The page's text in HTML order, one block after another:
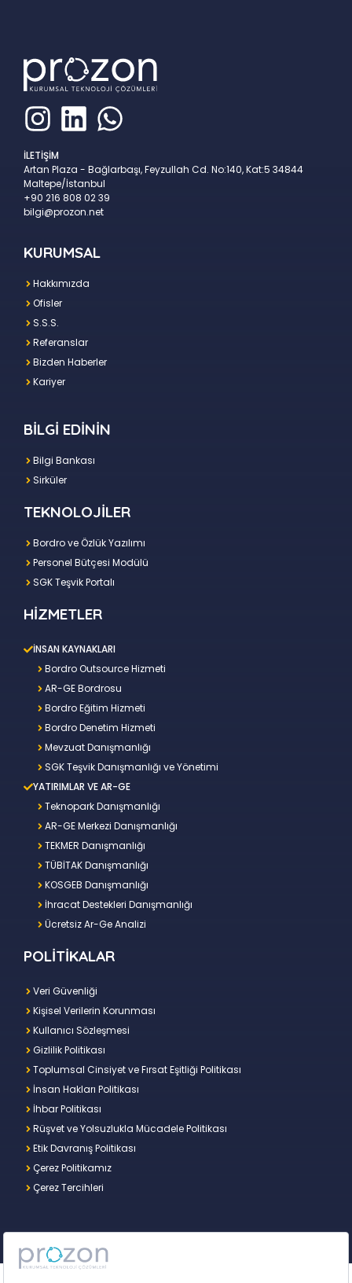
İLETİŞİM
Artan Plaza - Bağlarbaşı, Feyzullah Cd. No:140, Kat:5 34844
Maltepe/İstanbul
+90 216 808 02 39
bilgi@prozon.net
KURUMSAL
Hakkımızda
Ofisler
S.S.S.
Referanslar
Bizden Haberler
Kariyer
BİLGİ EDİNİN
Bilgi Bankası
Sirküler
TEKNOLOJİLER
Bordro ve Özlük Yazılımı
Personel Bütçesi Modülü
SGK Teşvik Portalı
HİZMETLER
İNSAN KAYNAKLARI
Bordro Outsource Hizmeti
AR-GE Bordrosu
Bordro Eğitim Hizmeti
Bordro Denetim Hizmeti
Mevzuat Danışmanlığı
SGK Teşvik Danışmanlığı ve Yönetimi
YATIRIMLAR VE AR-GE
Teknopark Danışmanlığı
AR-GE Merkezi Danışmanlığı
TEKMER Danışmanlığı
TÜBİTAK Danışmanlığı
KOSGEB Danışmanlığı
İhracat Destekleri Danışmanlığı
Ücretsiz Ar-Ge Analizi
POLİTİKALAR
Veri Güvenliği
Kişisel Verilerin Korunması
Kullanıcı Sözleşmesi
Gizlilik Politikası
Toplumsal Cinsiyet ve Fırsat Eşitliği Politikası
İnsan Hakları Politikası
İhbar Politikası
Rüşvet ve Yolsuzlukla Mücadele Politikası
Etik Davranış Politikası
Çerez Politikamız
Çerez Tercihleri